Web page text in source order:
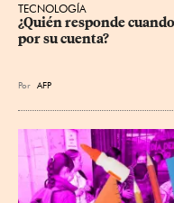
TECNOLOGÍA
¿Quién responde
por su cuenta?
Por AFP